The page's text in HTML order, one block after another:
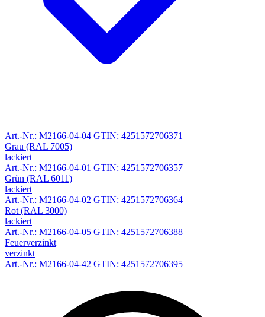
Art.-Nr.: M2166-04-04 GTIN: 4251572706371
Grau (RAL 7005)
lackiert
Art.-Nr.: M2166-04-01 GTIN: 4251572706357
Grün (RAL 6011)
lackiert
Art.-Nr.: M2166-04-02 GTIN: 4251572706364
Rot (RAL 3000)
lackiert
Art.-Nr.: M2166-04-05 GTIN: 4251572706388
Feuerverzinkt
verzinkt
Art.-Nr.: M2166-04-42 GTIN: 4251572706395